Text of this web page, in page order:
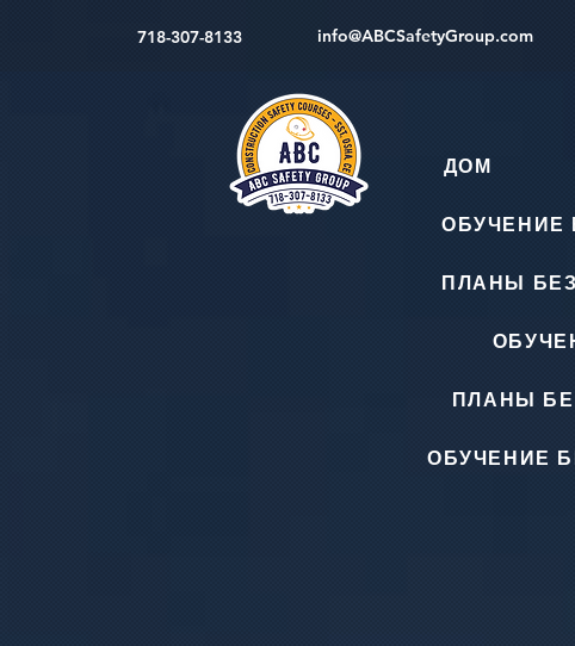
718-307-8133 info@ABCSafetyGroup.com
ДОМ
ОБУЧЕНИЕ
ПЛАНЫ
ПЛАНЫ
ОБУЧЕНИЕ